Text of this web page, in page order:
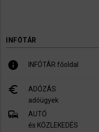
INFÓTÁR
info INFÓTÁR főoldal
euro_symbol
ADÓZÁS
adóügyek
commute
AUTÓ
és KÖZLEKEDÉS